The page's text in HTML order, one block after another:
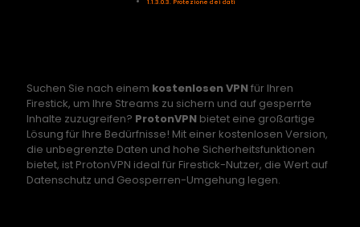
Protezione dei dati
Suchen Sie nach einem kostenlosen VPNfür Ihren
Firestick, um Ihre Streams zu sichern und auf gesperrte
Inhalte zuzugreifen? ProtonVPN bietet eine großartige
Lösung für Ihre Bedürfnisse! Mit einer kostenlosen Version,
die unbegrenzte Daten und hohe Sicherheitsfunktionen
bietet, ist ProtonVPN ideal für Firestick-Nutzer, die Wert auf
Datenschutz und Geosperren-Umgehung legen.